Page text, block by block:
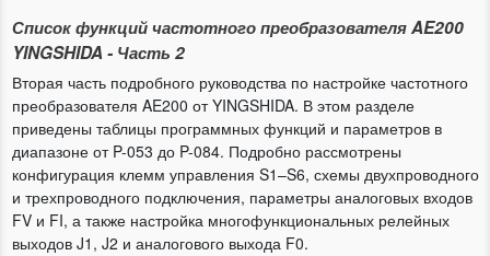
Список функций частотного преобразователя AE200
YINGSHIDA - Часть 2
Вторая часть подробного руководства по настройке частотного
преобразователя AE200 от YINGSHIDA. В этом разделе
приведены таблицы программных функций и параметров в
диапазоне от P-053 до P-084. Подробно рассмотрены
конфигурация клемм управления S1–S6, схемы двухпроводного
и трехпроводного подключения, параметры аналоговых входов
FV и FI, а также настройка многофункциональных релейных
выходов J1, J2 и аналогового выхода F0.